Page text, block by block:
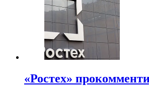
«Ростех»